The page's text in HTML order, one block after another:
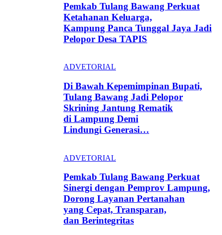
Pemkab Tulang Bawang Perkuat
Ketahanan Keluarga,
Kampung Panca Tunggal Jaya Jadi
Pelopor Desa TAPIS
ADVETORIAL
Di Bawah Kepemimpinan Bupati,
Tulang Bawang Jadi Pelopor
Skrining Jantung Rematik
di Lampung Demi
Lindungi Generasi…
ADVETORIAL
Pemkab Tulang Bawang Perkuat
Sinergi dengan Pemprov Lampung,
Dorong Layanan Pertanahan
yang Cepat, Transparan,
dan Berintegritas